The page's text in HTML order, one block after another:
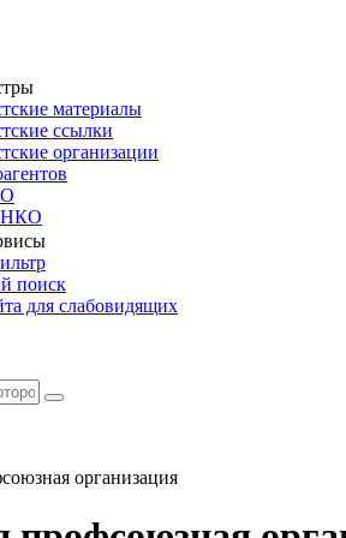
материалы
ссылки
организации
поиск
для слабовидящих
организация